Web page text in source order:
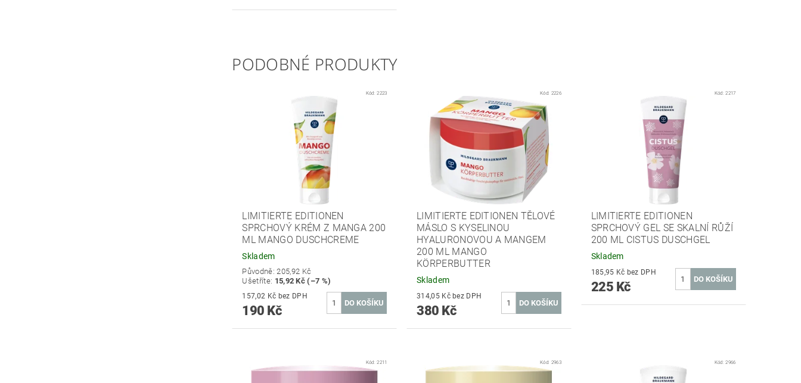
PODOBNÉ PRODUKTY
Kód:2223
LIMITIERTE EDITIONEN
SPRCHOVÝ KRÉM Z MANGA 200
ML MANGO DUSCHCREME
Skladem
Původně:205,92 Kč
Ušetříte: 15,92 Kč (–7 %)
157,02 Kč bez DPH
190 Kč
Kód: 2226
LIMITIERTE EDITIONEN TĚLOVÉ
MÁSLO S KYSELINOU
HYALURONOVOU A MANGEM
200 ML MANGO
KÖRPERBUTTER
Skladem
314,05 Kč bez DPH
380 Kč
Kód:2217
LIMITIERTE EDITIONEN
SPRCHOVÝ GEL SE SKALNÍ RŮŽÍ
200 ML CISTUS DUSCHGEL
Skladem
185,95 Kč bez DPH
225 Kč
Kód:2211 Kód: 2963 Kód:2966